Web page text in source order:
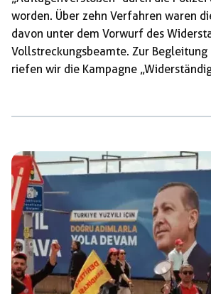
worden. Über zehn Verfahren waren
davon unter dem Vorwurf des
Vollstreckungsbeamte. Zur Begleitung
riefen wir die Kampagne
Arbeitsstunden. Vier andere wurden
freigesprochen. Der Vorwurf, der
Berufung zum zweiten mal verhandelt
Bullenknüppel („Räum- […]